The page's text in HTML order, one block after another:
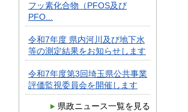
フッ素化合物（PFOS及び
PFO...
令和7年度 県内河川及び地下水
等の測定結果をお知らせします
令和7年度第3回埼玉県公共事業
評価監視委員会を開催します
県政ニュース一覧を見る